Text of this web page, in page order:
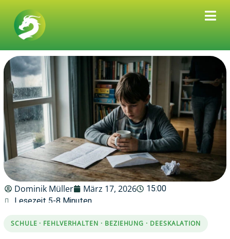
Dominik Müller März 17, 2026
15:00
Lesezeit 5-8 Minuten
SCHULE · FEHLVERHALTEN · BEZIEHUNG · DEESKALATION